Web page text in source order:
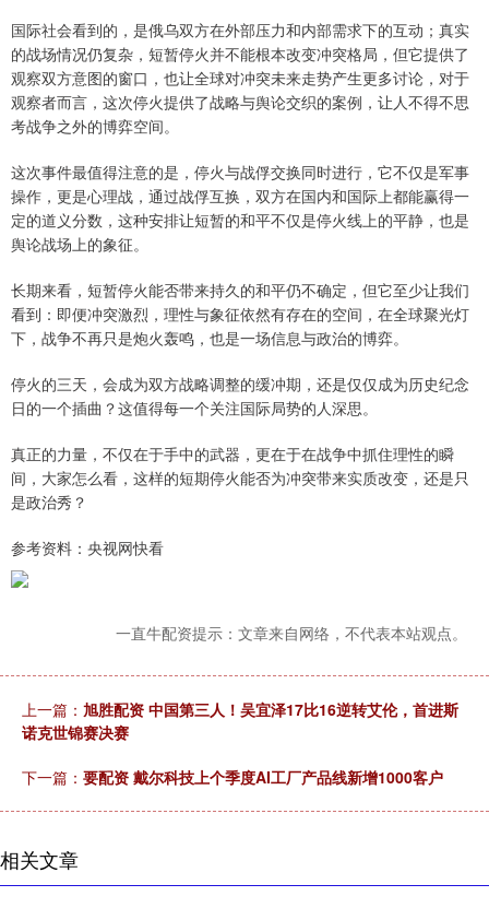
国际社会看到的，是俄乌双方在外部压力和内部需求下的互动；真实
的战场情况仍复杂，短暂停火并不能根本改变冲突格局，但它提供了
观察双方意图的窗口，也让全球对冲突未来走势产生更多讨论，对于
观察者而言，这次停火提供了战略与舆论交织的案例，让人不得不思
考战争之外的博弈空间。
这次事件最值得注意的是，停火与战俘交换同时进行，它不仅是军事
操作，更是心理战，通过战俘互换，双方在国内和国际上都能赢得一
定的道义分数，这种安排让短暂的和平不仅是停火线上的平静，也是
舆论战场上的象征。
长期来看，短暂停火能否带来持久的和平仍不确定，但它至少让我们
看到：即便冲突激烈，理性与象征依然有存在的空间，在全球聚光灯
下，战争不再只是炮火轰鸣，也是一场信息与政治的博弈。
停火的三天，会成为双方战略调整的缓冲期，还是仅仅成为历史纪念
日的一个插曲？这值得每一个关注国际局势的人深思。
真正的力量，不仅在于手中的武器，更在于在战争中抓住理性的瞬
间，大家怎么看，这样的短期停火能否为冲突带来实质改变，还是只
是政治秀？
参考资料：央视网快看
一直牛配资提示：文章来自网络，不代表本站观点。
上一篇： 旭胜配资 中国第三人！吴宜泽17比16逆转艾伦，首进斯
诺克世锦赛决赛
下一篇： 要配资 戴尔科技上个季度AI工厂产品线新增1000客户
相关文章